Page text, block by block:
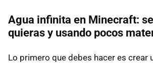
Agua infinita en Minecraft:
quieras y usando pocos
Lo primero que debes hacer es crear